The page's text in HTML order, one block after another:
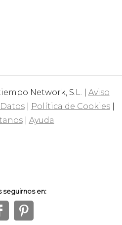
Network, S.L. | Aviso
| Política de Cookies|
| Ayuda
seguirnos en:
1